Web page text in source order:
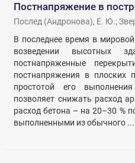
Постнапряжение в
Послед (Андронова), Е. Ю.;
В последнее время в
возведении высотных
постнапряженные
постнапряжения в плоских
простотой его
позволяет снижать расход
расход бетона – на 20–30 %
выполненными из обычного ...